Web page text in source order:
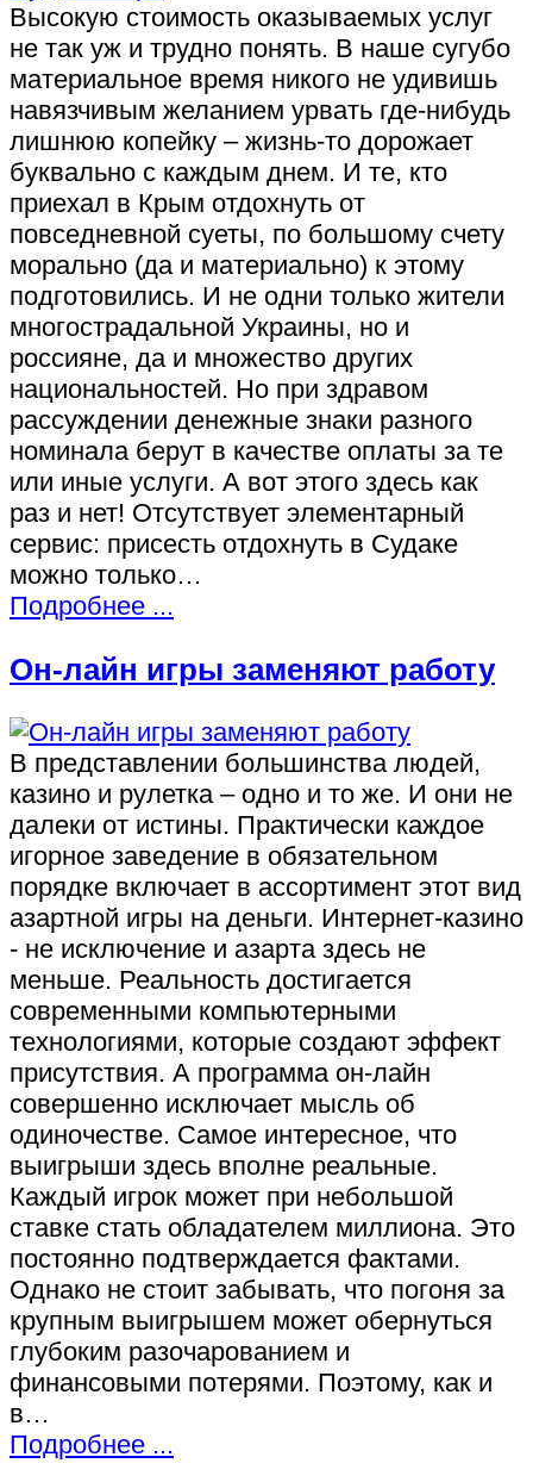
Высокую стоимость оказываемых услуг
не так уж и трудно понять. В наше сугубо
материальное время никого не удивишь
навязчивым желанием урвать где-нибудь
лишнюю копейку – жизнь-то дорожает
буквально с каждым днем. И те, кто
приехал в Крым отдохнуть от
повседневной суеты, по большому счету
морально (да и материально) к этому
подготовились. И не одни только жители
многострадальной Украины, но и
россияне, да и множество других
национальностей. Но при здравом
рассуждении денежные знаки разного
номинала берут в качестве оплаты за те
или иные услуги. А вот этого здесь как
раз и нет! Отсутствует элементарный
сервис: присесть отдохнуть в Судаке
можно только…
Подробнее ...
Он-лайн игры заменяют работу
В представлении большинства людей,
казино и рулетка – одно и то же. И они не
далеки от истины. Практически каждое
игорное заведение в обязательном
порядке включает в ассортимент этот вид
азартной игры на деньги. Интернет-казино
- не исключение и азарта здесь не
меньше. Реальность достигается
современными компьютерными
технологиями, которые создают эффект
присутствия. А программа он-лайн
совершенно исключает мысль об
одиночестве. Самое интересное, что
выигрыши здесь вполне реальные.
Каждый игрок может при небольшой
ставке стать обладателем миллиона. Это
постоянно подтверждается фактами.
Однако не стоит забывать, что погоня за
крупным выигрышем может обернуться
глубоким разочарованием и
финансовыми потерями. Поэтому, как и
в…
Подробнее ...